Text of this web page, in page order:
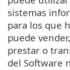
sistemas
para los que
puede
prestar o
del Software